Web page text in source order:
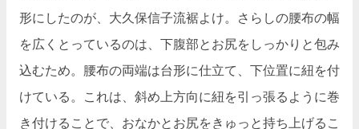
形にしたのが、大久保信子流裾よけ。さらしの腰布の幅
を広くとっているのは、下腹部とお尻をしっかりと包み
込むため。腰布の両端は台形に仕立て、下位置に紐を付
けている。これは、斜め上方向に紐を引っ張るように巻
き付けることで、おなかとお尻をきゅっと持ち上げるこ